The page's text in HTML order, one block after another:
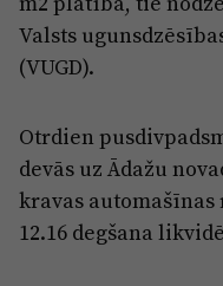
Jūrmala
Valsts
(VUGD).
Otrdien
devās uz Ādažu
kravas
12.16 degšana